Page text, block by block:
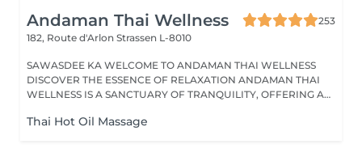
Andaman Thai Wellness
253
182, Route d'Arlon Strassen L-8010
SAWASDEE KA WELCOME TO ANDAMAN THAI WELLNESS
DISCOVER THE ESSENCE OF RELAXATION ANDAMAN THAI
WELLNESS IS A SANCTUARY OF TRANQUILITY, OFFERING A
Thai Hot Oil Massage